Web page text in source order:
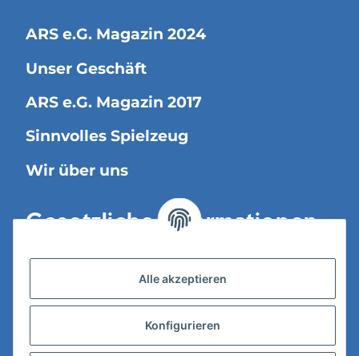
ARS e.G. Magazin 2024
Unser Geschäft
ARS e.G. Magazin 2017
Sinnvolles Spielzeug
Wir über uns
Gesetzliche Informationen
Versandinformationen
Datenschutz
Alle akzeptieren
Konfigurieren